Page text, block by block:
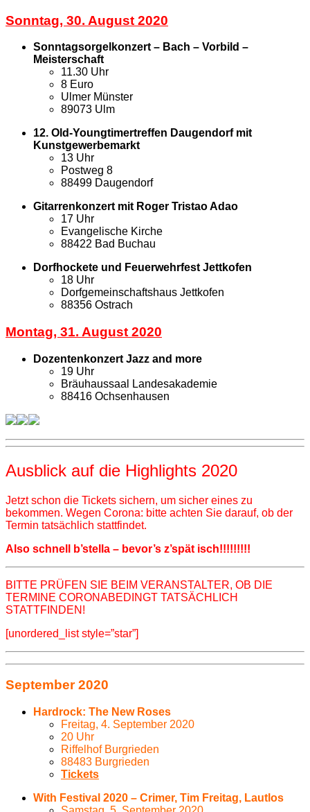
Sonntag, 30. August 2020
Sonntagsorgelkonzert – Bach – Vorbild –
Meisterschaft
11.30 Uhr
8 Euro
Ulmer Münster
89073 Ulm
12. Old-Youngtimertreffen Daugendorf mit
Kunstgewerbemarkt
13 Uhr
Postweg 8
88499 Daugendorf
Gitarrenkonzert mit Roger Tristao Adao
17 Uhr
Evangelische Kirche
88422 Bad Buchau
Dorfhockete und Feuerwehrfest Jettkofen
18 Uhr
Dorfgemeinschaftshaus Jettkofen
88356 Ostrach
Montag, 31. August 2020
Dozentenkonzert Jazz and more
19 Uhr
Bräuhaussaal Landesakademie
88416 Ochsenhausen
Ausblick auf die Highlights 2020
Jetzt schon die Tickets sichern, um sicher eines zu
bekommen. Wegen Corona: bitte achten Sie darauf, ob der
Termin tatsächlich stattfindet.
Also schnell b’stella – bevor’s z’spät isch!!!!!!!!!
BITTE PRÜFEN SIE BEIM VERANSTALTER, OB DIE
TERMINE CORONABEDINGT TATSÄCHLICH
STATTFINDEN!
[unordered_list style=”star”]
September 2020
Hardrock: The New Roses
Freitag, 4. September 2020
20 Uhr
Riffelhof Burgrieden
88483 Burgrieden
Tickets
With Festival 2020 – Crimer, Tim Freitag, Lautlos